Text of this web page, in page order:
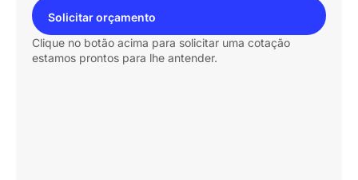
Solicitar orçamento
Clique no botão acima para solicitar uma cotação
estamos prontos para lhe antender.